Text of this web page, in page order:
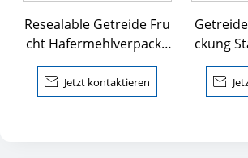
Resealable Getreide Fru
cht Hafermehlverpacku
ng Beutel
 Jetzt kontaktieren
ckung
